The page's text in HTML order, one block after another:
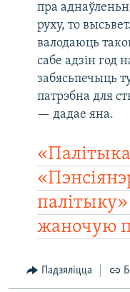
пра
руху, то
валодаюць
сабе адзін год
забясьпечыць
патрэбна для
— дадае яна.
жаночую
Падзяліцца